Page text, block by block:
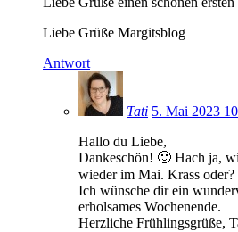
Liebe Grüße Margitsblog
Antwort
Tati 5. Mai 2023
Hallo du Liebe,
Dankeschön! 🙂 Hach ja,
wieder im Mai. Krass
Ich wünsche dir ein
erholsames Wochenende.
Herzliche Frühlingsgrüße,